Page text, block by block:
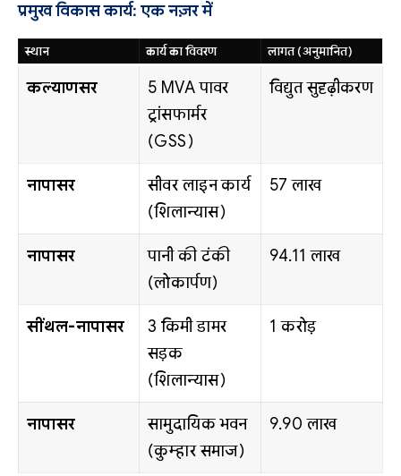
प्रमुख विकास कार्य: एक नज़र में
स्थान कार्य का विवरण लागत (अनुमानित)
कल्याणसर
5 MVA पावर
ट्रांसफार्मर
(GSS)
विद्युत सुदृढ़ीकरण
नापासर
सीवर लाइन कार्य
(शिलान्यास)
₹57 लाख
नापासर
पानी की टंकी
(लोकार्पण)
₹94.11 लाख
सींथल-नापासर
3 किमी डामर
सड़क
(शिलान्यास)
₹1 करोड़
नापासर
सामुदायिक भवन
(कुम्हार समाज)
₹9.90 लाख